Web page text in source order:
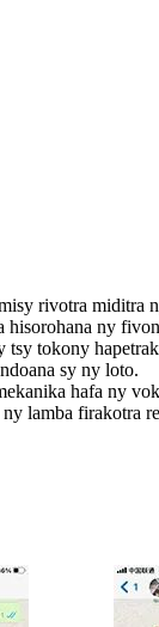
rivotra
ny
tokony
sy ny loto.
hafa ny
lamba firakotra